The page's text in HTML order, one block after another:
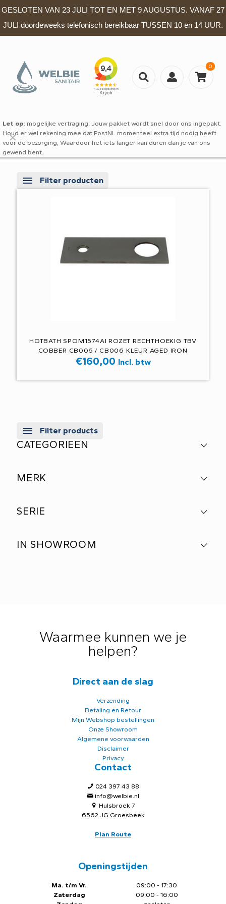
GESLOTEN VAN 23 JULI TOT EN MET 9 AUGUSTUS. VANAF 27
JULI doordeweeks telefonisch bereikbaar TUSSEN 10 en 14 UUR.
0
Let op: mogelijke vertraging: Jouw pakket wordt snel door ons ingepakt.
Houd er wel rekening mee dat PostNL momenteel extra tijd nodig heeft
voor de bezorging, Waardoor het iets langer kan duren dan je van ons
gewend bent.
✕
Filter producten
HOTBATH SPOM1574AI ROZET RECHTHOEKIG TBV
COBBER CB005 / CB006 KLEUR AGED IRON
€160,00 Incl. btw
Filter products
CATEGORIEEN
MERK
SERIE
IN SHOWROOM
Waarmee kunnen we je
helpen?
Direct aan de slag
Verzending
Betaling en Retour
Mijn Webshop bestellingen
Onze Showroom
Algemene voorwaarden
Disclaimer
Privacy
Contact
024 397 43 88
info@welbie.nl
Hulsbroek 7
6562 JG Groesbeek
Plan Route
Openingstijden
Ma. t/m Vr.
Zaterdag
09:00 - 17:30
09:00 - 16:00